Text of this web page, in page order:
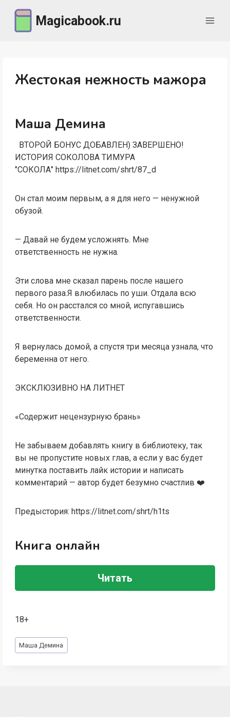
содержимому
Magicabook.ru
Жестокая нежность мажора
Маша Демина
ВТОРОЙ БОНУС ДОБАВЛЕН) ЗАВЕРШЕНО!
ИСТОРИЯ СОКОЛОВА ТИМУРА
"СОКОЛА" https://litnet.com/shrt/87_d
Он стал моим первым, а я для него — ненужной
обузой.
— Давай не будем усложнять. Мне
ответственность не нужна.
Эти слова мне сказал парень после нашего
первого раза.Я влюбилась по уши. Отдала всю
себя. Но он расстался со мной, испугавшись
ответственности.
Я вернулась домой, а спустя три месяца узнала, что
беременна от него.
ЭКСКЛЮЗИВНО НА ЛИТНЕТ
«Содержит нецензурную брань»
Не забываем добавлять книгу в библиотеку, так
вы не пропустите новых глав, а если у вас будет
минутка поставить лайк истории и написать
комментарий — автор будет безумно счастлив ‍❤️‍
Предыстория: https://litnet.com/shrt/h1ts
Книга онлайн
Читать
18+
Метки
записи:
Маша Демина